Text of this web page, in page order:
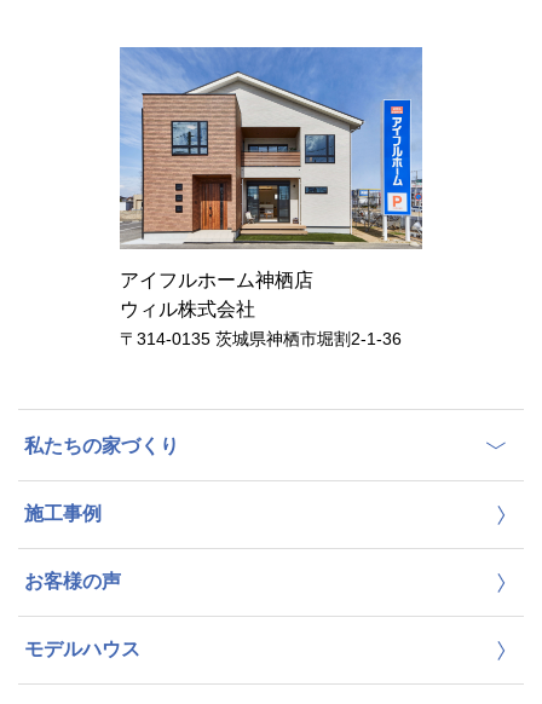
アイフルホーム神栖店
ウィル株式会社
〒314-0135 茨城県神栖市堀割2-1-36
私たちの家づくり
施工事例
お客様の声
モデルハウス